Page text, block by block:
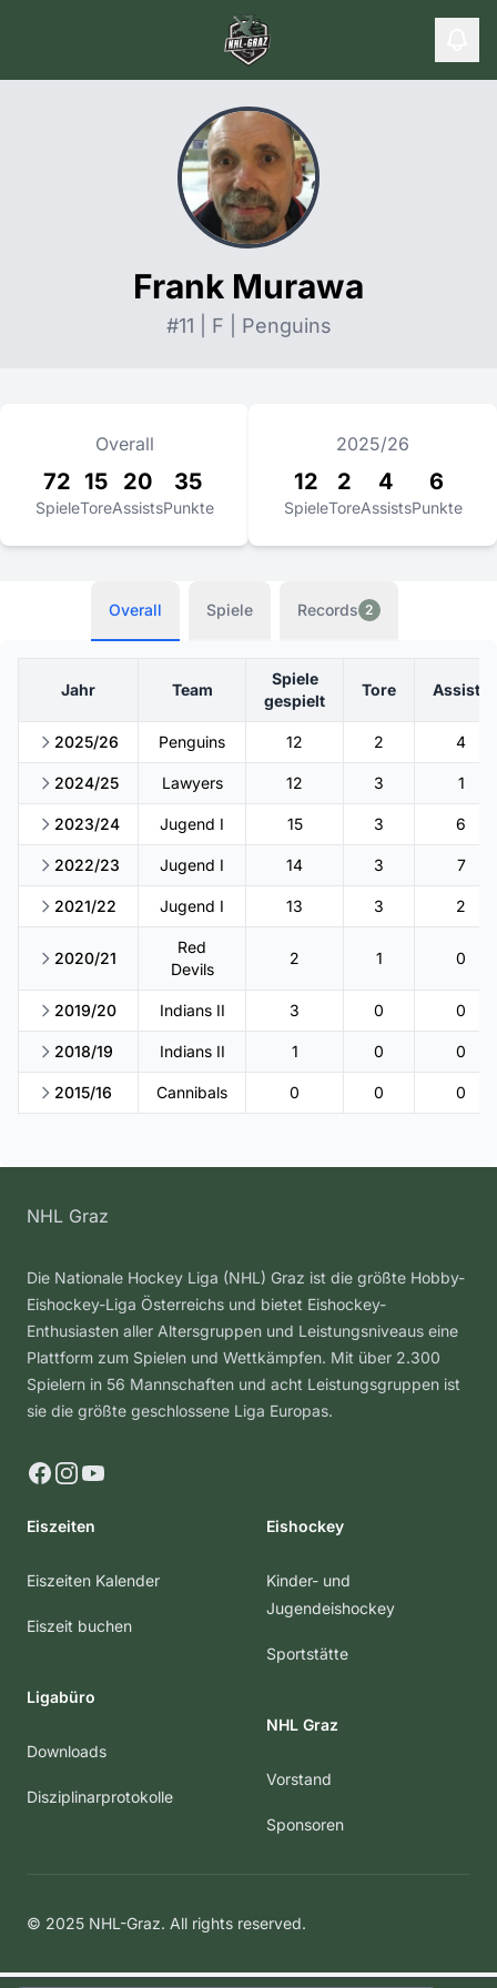
Frank Murawa
#11 | F | Penguins
Overall
72
Spiele
15
Tore
20
Assists
35
Punkte
2025/26
12
Spiele
2
Tore
4
Assists
6
Punkte
Overall Spiele Records 2
Jahr Team
Spiele
gespielt
Tore Assists
2025/26 Penguins 12 2 4
2024/25 Lawyers 12 3 1
2023/24 Jugend I 15 3 6
2022/23 Jugend I 14 3 7
2021/22 Jugend I 13 3 2
2020/21
Red
Devils
2 1 0
2019/20 Indians II 3 0 0
2018/19 Indians II 1 0 0
2015/16 Cannibals 0 0 0
NHL Graz
Die Nationale Hockey Liga (NHL) Graz ist die größte Hobby-
Eishockey-Liga Österreichs und bietet Eishockey-
Enthusiasten aller Altersgruppen und Leistungsniveaus eine
Plattform zum Spielen und Wettkämpfen. Mit über 2.300
Spielern in 56 Mannschaften und acht Leistungsgruppen ist
sie die größte geschlossene Liga Europas.
Facebook
Instagram
YouTube
Eiszeiten
Eiszeiten Kalender
Eiszeit buchen
Ligabüro
Downloads
Disziplinarprotokolle
Eishockey
Kinder- und
Jugendeishockey
Sportstätte
NHL Graz
Vorstand
Sponsoren
© 2025 NHL-Graz. All rights reserved.